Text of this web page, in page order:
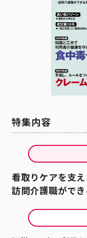
看取りケアを支
訪問介護職がで